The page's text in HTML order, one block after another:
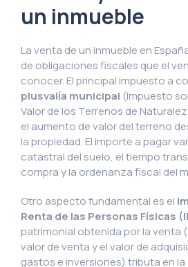
un inmueble
La venta de un inmueble en
de obligaciones fiscales que el
conocer. El principal impuesto a
plusvalía municipal (Impuesto
Valor de los Terrenos de
el aumento de valor del terreno
la propiedad. El importe a pagar
catastral del suelo, el tiempo
compra y la ordenanza fiscal del
Otro aspecto fundamental es el
Renta de las Personas Físicas
patrimonial obtenida por la venta
valor de venta y el valor de
gastos e inversiones) tributa en